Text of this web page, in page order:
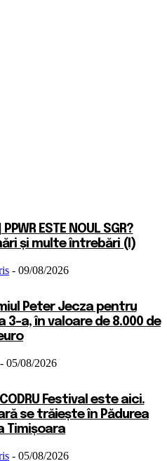
ESTE NOUL SGR?
și multe întrebări (I)
- 09/08/2026
Peter Jecza pentru
3-a, în valoare de 8.000 de
- 05/08/2026
Festival este aici.
se trăiește în Pădurea
Timișoara
- 05/08/2026